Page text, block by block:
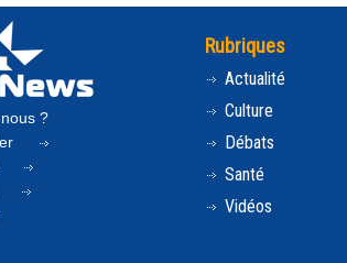
?
Rubriques
Actualité
Culture
Débats
Santé
Vidéos